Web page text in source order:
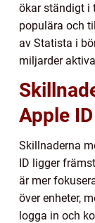
ökar ständigt i
populära och
av Statista i
miljarder
Apple ID
Skillnaderna
ID ligger
är mer
över enheter,
logga in och